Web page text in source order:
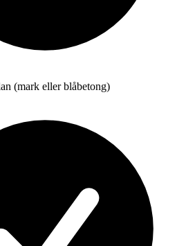
(mark eller blåbetong)